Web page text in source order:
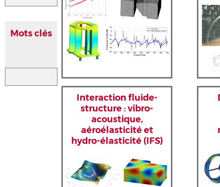
Interaction fluide-
structure : vibro-
acoustique,
aéroélasticité et
hydro-élasticité (IFS)
Mots clés